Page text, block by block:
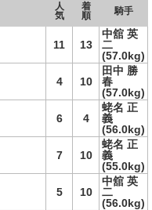
人
気
着
順
騎手
11 13
中舘 英
二
(57.0kg)
4 10
田中 勝
春
(57.0kg)
6 4
蛯名 正
義
(56.0kg)
7 10
蛯名 正
義
(55.0kg)
5 10
中舘 英
二
(56.0kg)